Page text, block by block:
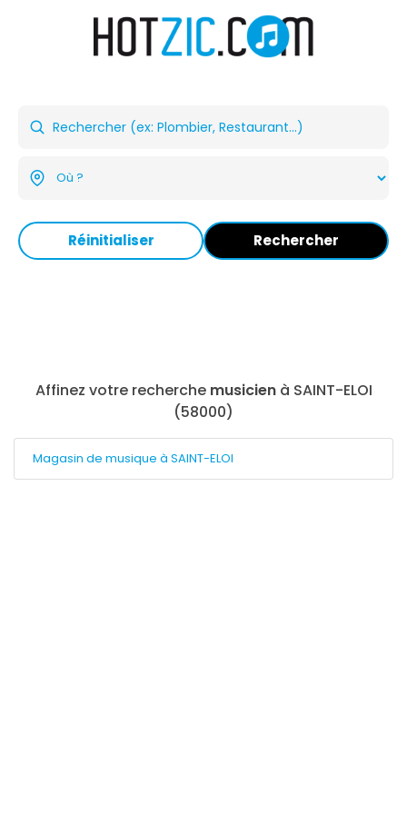
Réinitialiser Rechercher
Affinez votre recherche musicienà SAINT-ELOI
(58000)
Magasin de musique à SAINT-ELOI